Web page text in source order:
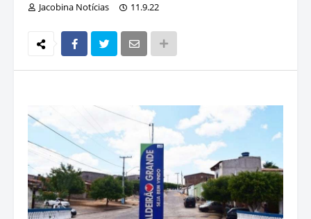
Jacobina Notícias 11.9.22